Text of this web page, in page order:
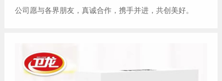
公司愿与各界朋友，真诚合作，携手并进，共创美好。